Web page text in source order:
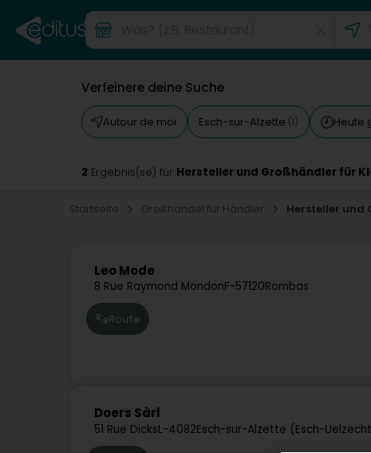
Verfeinere deine Suche
Autour de moi Esch-sur-Alzette (1) Heute
2 Ergebnis(se) für Hersteller und Großhändler für
Startseite Großhandel für Händler Hersteller und
Leo Mode
8 Rue Raymond MondonF-57120Rombas
Route
Doers Sàrl
51 Rue DicksL-4082Esch-sur-Alzette (Esch-